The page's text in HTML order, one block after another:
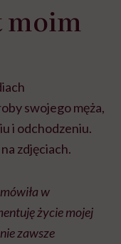
moim
swojego męża,
i odchodzeniu.
zdjęciach.
w
życie mojej
zawsze